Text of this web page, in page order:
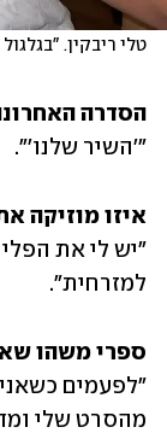
טלי ריבקין.
הסדרה
"'השיר שלנו'".
איזו מוזיקה
למזרחית".
ספרי משהו
מהסרט שלי